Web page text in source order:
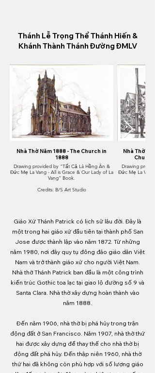
Thánh Lễ Trọng Thể Thánh Hiến &
Khánh Thành Thánh Đường ĐMLV
Nhà Thờ Năm 1888 - The Church in
1888
Drawing provided by "Tất Cả Là Hồng Ân &
Đức Mẹ La Vang - All is Grace & Our Lady of La
Vang" Book.
Credits: B/S Art Studio
Nhà Thờ Bị
Church
Drawing
Đức Mẹ La
Giáo Xứ Thánh Patrick có lịch sử lâu đời. Đây là
một trong hai giáo xứ đầu tiên tại thành phố San
Jose được thành lập vào năm 1872. Từ những
năm 1980, nơi đây quy tụ đông đảo giáo dân Việt
Nam và trở thành giáo xứ cho người Việt Nam.
Nhà thờ Thánh Patrick ban đầu là một công trình
kiến trúc Gothic toa lạc tại giao lộ đường số 9 và
Santa Clara. Nhà thờ xây dựng hoàn thành vào
năm 1888.
Đến năm 1906, nhà thờ bị phá hủy trong trận
động đất ở San Francisco. Năm 1907, nhà thờ thứ
hai được xây dựng để thay thế cho nhà thờ bị
động đất phá hủy. Đến thập niên 1960, nhà thờ
thứ hai đã không còn phù hợp với số lượng giáo